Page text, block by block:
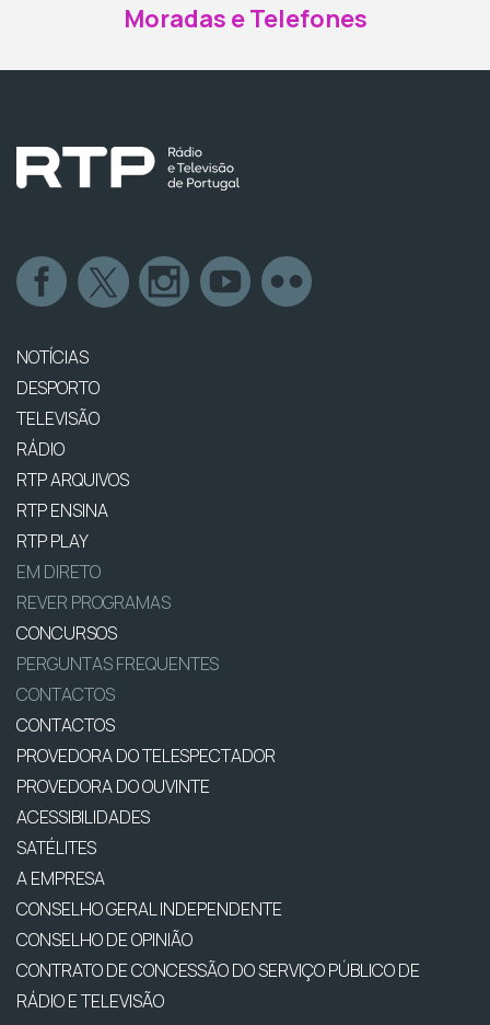
Moradas e Telefones
NOTÍCIAS
DESPORTO
TELEVISÃO
RÁDIO
RTP ARQUIVOS
RTP ENSINA
RTP PLAY
EM DIRETO
REVER PROGRAMAS
CONCURSOS
PERGUNTAS FREQUENTES
CONTACTOS
CONTACTOS
PROVEDORA DO TELESPECTADOR
PROVEDORA DO OUVINTE
ACESSIBILIDADES
SATÉLITES
A EMPRESA
CONSELHO GERAL INDEPENDENTE
CONSELHO DE OPINIÃO
CONTRATO DE CONCESSÃO DO SERVIÇO PÚBLICO DE
RÁDIO E TELEVISÃO